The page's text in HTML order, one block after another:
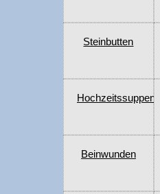
Steinbutten
Hochzeitssuppen
Beinwunden